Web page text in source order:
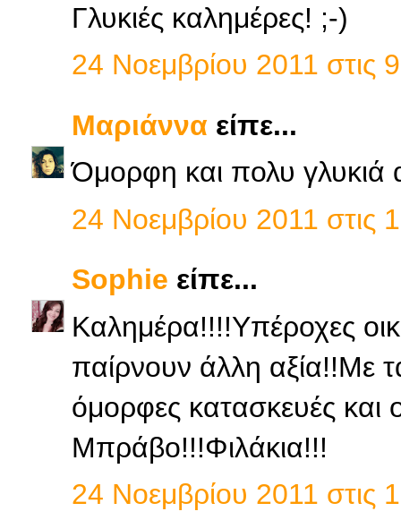
Γλυκιές καλημέρες! ;-)
24 Νοεμβρίου 2011 στις
Μαριάννα είπε...
Όμορφη και πολυ γλυκιά
24 Νοεμβρίου 2011 στις
Sophie είπε...
Kαλημέρα!!!!Υπέροχες
παίρνουν άλλη αξία!!Με
όμορφες κατασκευές και
Μπράβο!!!Φιλάκια!!!
24 Νοεμβρίου 2011 στις